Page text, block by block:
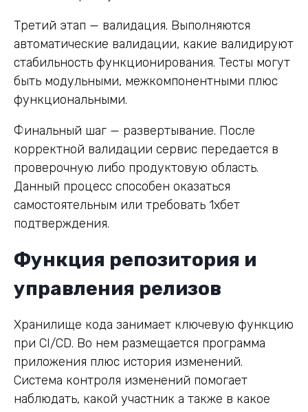
Третий этап — валидация. Выполняются
автоматические валидации, какие валидируют
стабильность функционирования. Тесты могут
быть модульными, межкомпонентными плюс
функциональными.
Финальный шаг — развертывание. После
корректной валидации сервис передается в
проверочную либо продуктовую область.
Данный процесс способен оказаться
самостоятельным или требовать 1хбет
подтверждения.
Функция репозитория и
управления релизов
Хранилище кода занимает ключевую функцию
при CI/CD. Во нем размещается программа
приложения плюс история изменений.
Система контроля изменений помогает
наблюдать, какой участник а также в какое